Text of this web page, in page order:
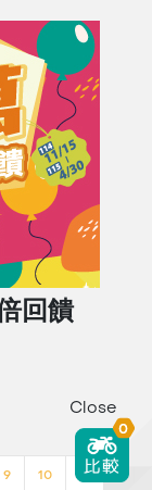
回饋
9 10 >>
Close
0